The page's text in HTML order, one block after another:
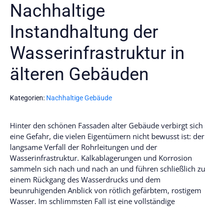
Nachhaltige
Instandhaltung der
Wasserinfrastruktur in
älteren Gebäuden
Kategorien: Nachhaltige Gebäude
Hinter den schönen Fassaden alter Gebäude verbirgt sich
eine Gefahr, die vielen Eigentümern nicht bewusst ist: der
langsame Verfall der Rohrleitungen und der
Wasserinfrastruktur. Kalkablagerungen und Korrosion
sammeln sich nach und nach an und führen schließlich zu
einem Rückgang des Wasserdrucks und dem
beunruhigenden Anblick von rötlich gefärbtem, rostigem
Wasser. Im schlimmsten Fall ist eine vollständige